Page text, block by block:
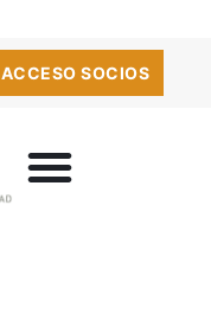
ACCESO SOCIOS